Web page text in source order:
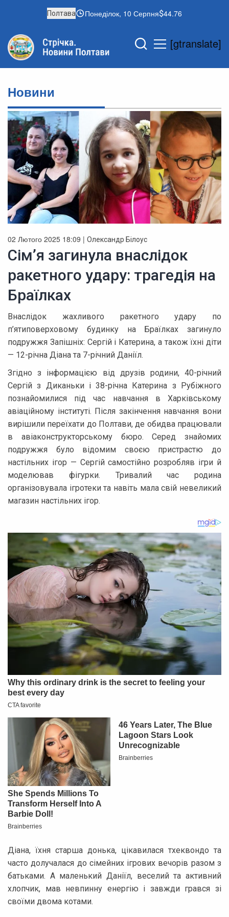
Полтава Понеділок, 10 Серпня 44.76
[gtranslate]
Новини
02 Лютого 2025 18:09 | Олександр Білоус
Сім’я загинула внаслідок
ракетного удару: трагедія на
Браїлках
Внаслідок жахливого ракетного удару по
п’ятиповерховому будинку на Браїлках загинуло
подружжя Запішніх: Сергій і Катерина, а також їхні діти
— 12-річна Діана та 7-річний Даніїл.
Згідно з інформацією від друзів родини, 40-річний
Сергій з Диканьки і 38-річна Катерина з Рубіжного
познайомилися під час навчання в Харківському
авіаційному інституті. Після закінчення навчання вони
вирішили переїхати до Полтави, де обидва працювали
в авіаконструкторському бюро. Серед знайомих
подружжя було відомим своєю пристрастю до
настільних ігор — Сергій самостійно розробляв ігри й
моделював фігурки. Тривалий час родина
організовувала ігротеки та навіть мала свій невеликий
магазин настільних ігор.
Діана, їхня старша донька, цікавилася тхеквондо та
часто долучалася до сімейних ігрових вечорів разом з
батьками. А маленький Даніїл, веселий та активний
хлопчик, мав невпинну енергію і завжди грався зі
своїми двома котами.